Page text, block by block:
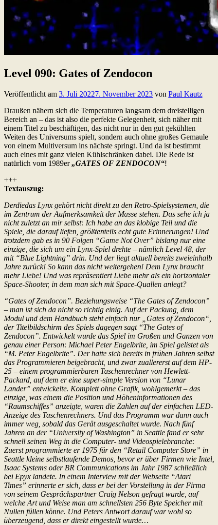
Level 090: Gates of Zendocon
Veröffentlicht am 3. Juli 20227. November 2023 von Paul Kautz
Draußen nähern sich die Temperaturen langsam dem dreistelligen
Bereich an – das ist also die perfekte Gelegenheit, sich näher mit
einem Titel zu beschäftigen, das nicht nur in den gut gekühlten
Weiten des Universums spielt, sondern auch ohne großes Gemaule
von einem Multiversum ins nächste springt. Und da ist bestimmt
auch eines mit ganz vielen Kühlschränken dabei. Die Rede ist
natürlich vom 1989er„GATES OF ZENDOCON“!
+++
Textauszug:
Derdiedas Lynx gehört nicht direkt zu den Retro-Spielsystemen, die
im Zentrum der Aufmerksamkeit der Masse stehen. Das sehe ich ja
nicht zuletzt an mir selbst: Ich habe an das klobige Teil und die
Spiele, die darauf liefen, größtenteils echt gute Erinnerungen! Und
trotzdem gab es in 90 Folgen “Game Not Over” bislang nur eine
einzige, die sich um ein Lynx-Spiel drehte – nämlich Level 48, der
mit “Blue Lightning” drin. Und der liegt aktuell bereits zweieinhalb
Jahre zurück! So kann das nicht weitergehen! Dem Lynx braucht
mehr Liebe! Und was repräsentiert Liebe mehr als ein horizontaler
Space-Shooter, in dem man sich mit Space-Quallen anlegt?
“Gates of Zendocon”. Beziehungsweise “The Gates of Zendocon”
– man ist sich da nicht so richtig einig. Auf der Packung, dem
Modul und dem Handbuch steht einfach nur „Gates of Zendocon“,
der Titelbildschirm des Spiels dagegen sagt “The Gates of
Zendocon”. Entwickelt wurde das Spiel im Großen und Ganzen von
genau einer Person: Michael Peter Engelbrite, im Spiel gelistet als
“M. Peter Engelbrite”. Der hatte sich bereits in frühen Jahren selbst
das Programmieren beigebracht, und zwar zuallererst auf dem HP-
25 – einem programmierbaren Taschenrechner von Hewlett-
Packard, auf dem er eine super-simple Version von “Lunar
Lander” entwickelte. Komplett ohne Grafik, wohlgemerkt – das
einzige, was einem die Position und Höheninformationen des
“Raumschiffes” anzeigte, waren die Zahlen auf der einfachen LED-
Anzeige des Taschenrechners. Und das Programm war dann auch
immer weg, sobald das Gerät ausgeschaltet wurde. Nach fünf
Jahren an der “University of Washington” in Seattle fand er sehr
schnell seinen Weg in die Computer- und Videospielebranche:
Zuerst programmierte er 1975 für den “Retail Computer Store” in
Seattle kleine selbstlaufende Demos, bevor er über Firmen wie Intel,
Isaac Systems oder BR Communications im Jahr 1987 schließlich
bei Epyx landete. In einem Interview mit der Webseite “Atari
Times” erinnerte er sich, dass er bei der Vorstellung in der Firma
von seinem Gesprächspartner Craig Nelson gefragt wurde, auf
welche Art und Weise man am schnellsten 256 Byte Speicher mit
Nullen füllen könne. Und Peters Antwort darauf war wohl so
überzeugend, dass er direkt eingestellt wurde…